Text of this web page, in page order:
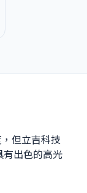
但立吉科技
有出色的高光